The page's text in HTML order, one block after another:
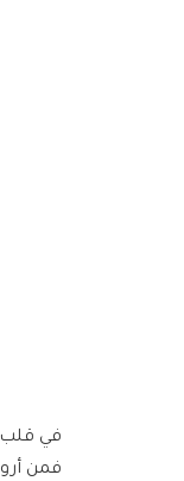
في قلب
فمن